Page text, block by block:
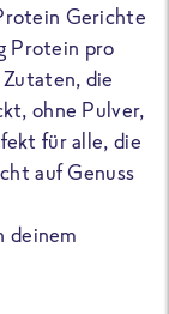
Gerichte
Protein pro
die
ohne Pulver,
für alle, die
auf Genuss
deinem